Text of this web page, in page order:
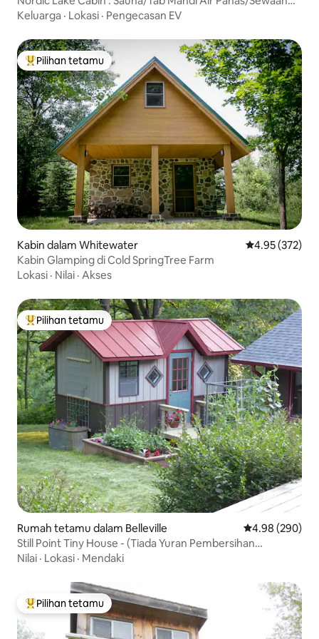
Pontoon
Keluarga · Lokasi · Pengecasan EV
Pilihan utama tetamu
Pilihan tetamu
Kabin dalam Whitewater Penarafan
4.95 (372)
Kabin Glamping di Cold SpringTree Farm
Lokasi · Nilai · Akses
Pilihan utama tetamu
Pilihan tetamu
Rumah tetamu dalam Belleville Penarafan
4.98 (290)
Still Point Tiny House - (Tiada Yuran Pembersihan
Ditambah)
Nilai · Lokasi · Mendaki
Pilihan utama tetamu
Pilihan tetamu